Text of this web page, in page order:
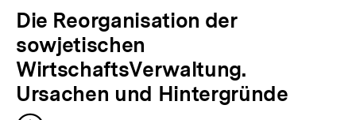
g
e
r
I
n
N
ä
c
h
Die Reorganisation der
sowjetischen
WirtschaftsVerwaltung.
Ursachen und Hintergründe